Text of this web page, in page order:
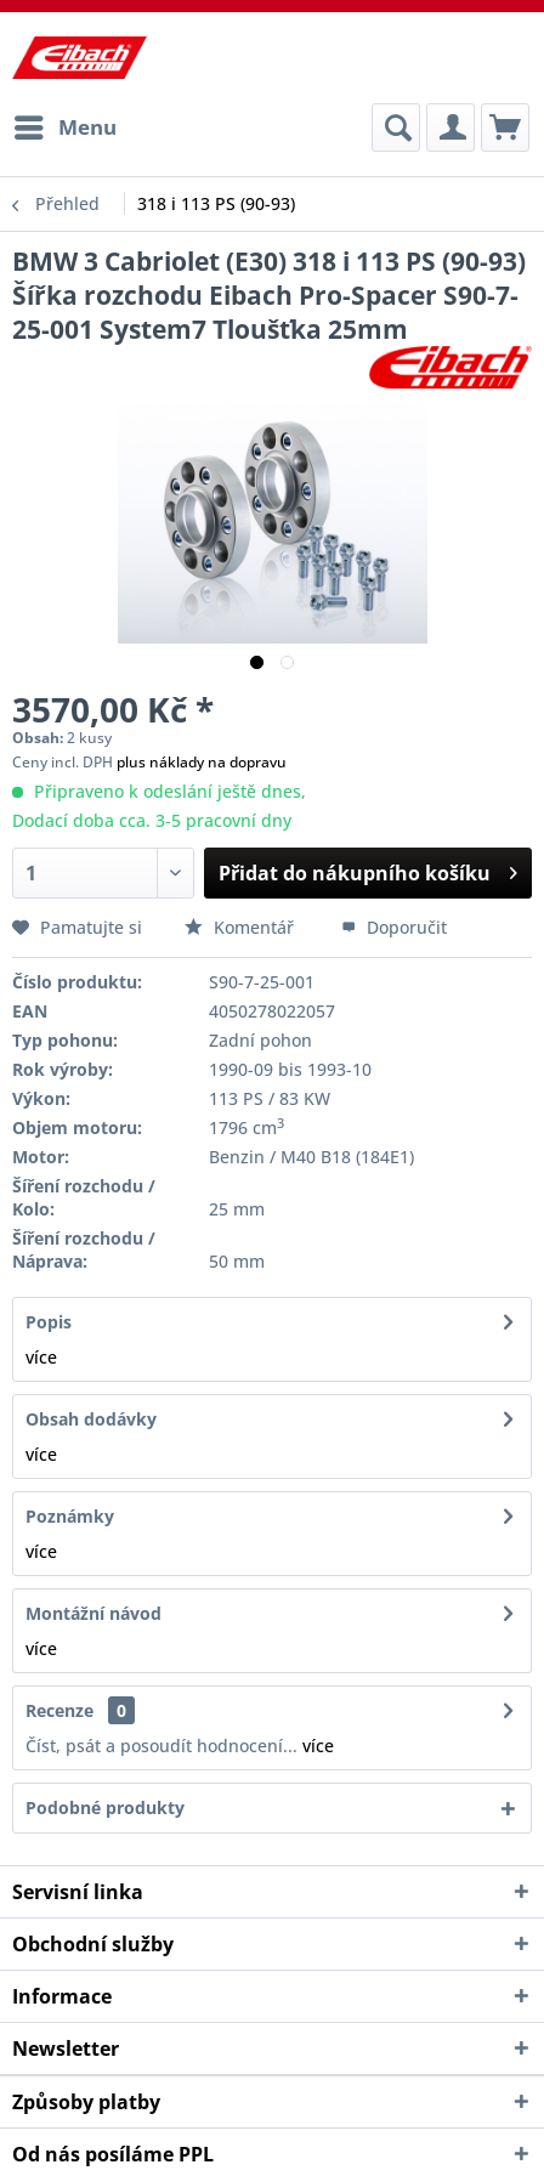
Menu
Přehled 318 i 113 PS (90-93)
BMW 3 Cabriolet (E30) 318 i 113 PS (90-93)
Šířka rozchodu Eibach Pro-Spacer S90-7-
25-001 System7 Tloušťka 25mm
3570,00 Kč *
Obsah:2 kusy
Ceny incl. DPH plus náklady na dopravu
Připraveno k odeslání ještě dnes,
Dodací doba cca. 3-5 pracovní dny
Přidat do nákupního košíku
Pamatujte si Komentář Doporučit
Číslo produktu:
S90-7-25-001
EAN
4050278022057
Typ pohonu:
Zadní pohon
Rok výroby:
1990-09 bis 1993-10
Výkon:
113 PS / 83 KW
Objem motoru:
1796 cm3
Motor:
Benzin / M40 B18 (184E1)
Šíření rozchodu /
Kolo:
25 mm
Šíření rozchodu /
Náprava:
50 mm
Popis
více
Obsah dodávky
více
Poznámky
více
Montážní návod
více
Recenze
0
Číst, psát a posoudít hodnocení... více
Podobné produkty
Servisní linka
Obchodní služby
Informace
Newsletter
Způsoby platby
Od nás posíláme PPL